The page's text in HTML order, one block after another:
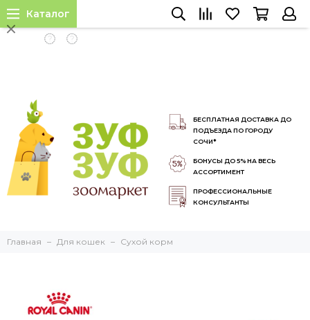
INSTALL APP
БЕСПЛАТНАЯ ДОСТАВКА ДО
ПОДЪЕЗДА ПО ГОРОДУ
СОЧИ*
БОНУСЫ ДО 5% НА ВЕСЬ
АССОРТИМЕНТ
ПРОФЕССИОНАЛЬНЫЕ
КОНСУЛЬТАНТЫ
Каталог
Главная Для кошек Сухой корм